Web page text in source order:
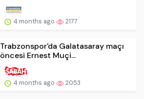
4 months ago 2177
Trabzonspor'da Galatasaray maçı
öncesi Ernest Muçi...
4 months ago 2053